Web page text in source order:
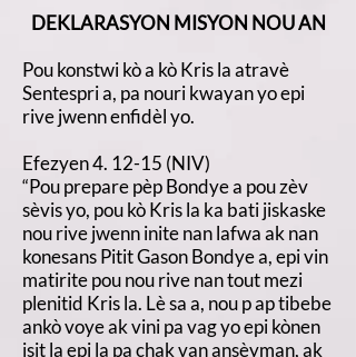
DEKLARASYON MISYON NOU AN
Pou konstwi kò a kò Kris la atravè
Sentespri a, pa nouri kwayan yo epi
rive jwenn enfidèl yo.
Efezyen 4. 12-15 (NIV)
“Pou prepare pèp Bondye a pou zèv
sèvis yo, pou kò Kris la ka bati jiskaske
nou rive jwenn inite nan lafwa ak nan
konesans Pitit Gason Bondye a, epi vin
matirite pou nou rive nan tout mezi
plenitid Kris la. Lè sa a, nou p ap tibebe
ankò voye ak vini pa vag yo epi kònen
isit la epi la pa chak van ansèyman, ak